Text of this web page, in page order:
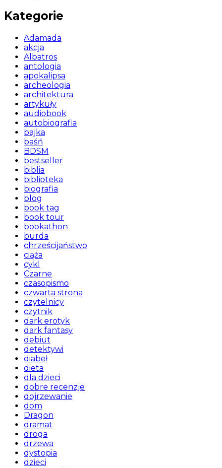
Kategorie
Adamada
akcja
Albatros
antologia
apokalipsa
archeologia
architektura
artykuły
audiobook
autobiografia
bajka
baśń
BDSM
bestseller
biblia
biblioteka
biografia
blog
book tag
book tour
bookathon
burda
chrześcijaństwo
ciąża
cykl
Czarne
czasopismo
czwarta strona
czytelnicy
czytnik
dark erotyk
dark fantasy
debiut
detektywi
diabeł
dieta
dla dzieci
dobre recenzje
dojrzewanie
dom
Dragon
dramat
droga
drzewa
dystopia
dzieci